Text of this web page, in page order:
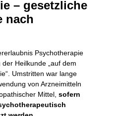
– gesetzliche
nach
Psychotherapie
Heilkunde „auf dem
Umstritten war lange
von Arzneimitteln
Mittel, sofern